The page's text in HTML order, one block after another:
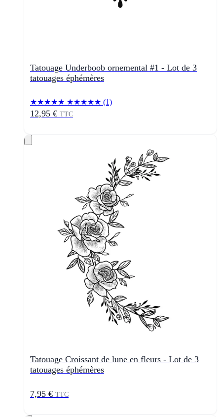
Tatouage Underboob ornemental #1 - Lot de 3
tatouages éphémères
★★★★★ ★★★★★ (1)
12,95 € TTC
Tatouage Croissant de lune en fleurs - Lot de 3
tatouages éphémères
7,95 € TTC